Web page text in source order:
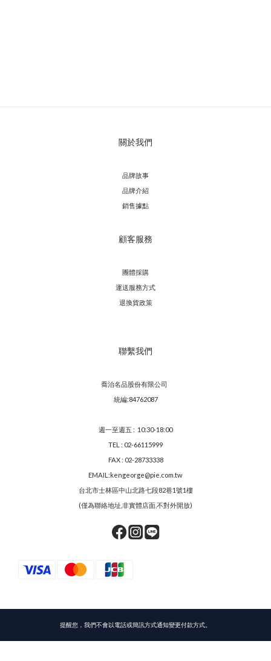
關於我們
品牌故事
品牌介紹
銷售據點
顧客服務
團體採購
運送服務方式
退換貨政策
聯繫我們
喬治名品股份有限公司
統編:84762087
週一至週五 : 10:30-18:00
TEL : 02-66115999
FAX : 02-28733338
EMAIL:kengeorge@pie.com.tw
台北市士林區中山北路七段82巷1號1樓
(僅為聯絡地址,非實體店面,不對外開放)
提醒您，我們不會以電話或簡訊方式通知變更付款方式。